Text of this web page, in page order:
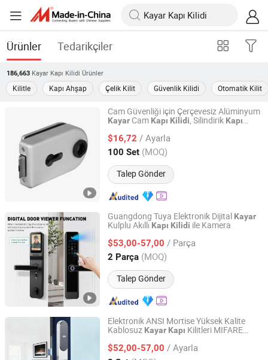
Ürünler Tedarikçiler
186,663 Kayar Kapı Kilidi Ürünler
Kilitle Kapı Ahşap Çelik Kilit Güvenlik Kilidi Otomatik Kilit
Cam Güvenliği için Çerçevesiz Alüminyum
Kayar Cam Kapı Kilidi, Silindirik Kapı
$16,72 / Ayarla
100 Set (MOQ)
Talep Gönder
Prin Hardware Company Limited
Guangdong, China Fiyat 2019
Guangdong Tuya Elektronik Dijital Kayar
Kulplu Akıllı Kapı Kilidi ile Kamera
$53,00-57,00 / Parça
2 Parça (MOQ)
Talep Gönder
MATRX TECHNOLOGY LIMITED
Guangdong, China Fiyat 2022
Elektronik ANSI Mortise Yüksek Kalite
Kablosuz Kayar Kapı Kilitleri MIFARE
OtelKilidiYönetim Yazılımı ile
$52,00-57,00 / Ayarla
Shenzhen Everlead Electronics Co., Ltd.